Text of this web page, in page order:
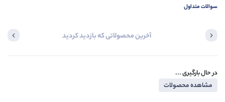
سوالات متداول
آخرین محصولاتی که بازدید کردید
در حال بارگیری ...
مشاهده محصولات